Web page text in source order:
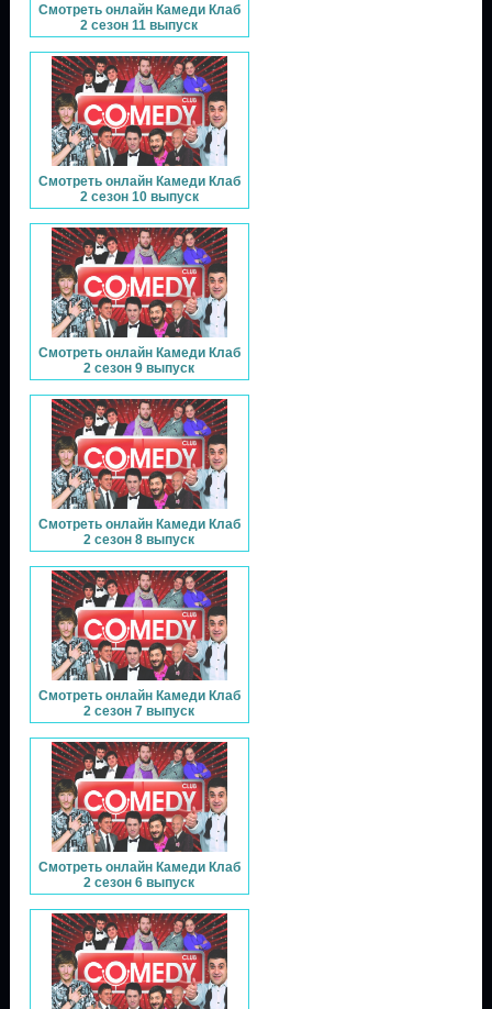
Смотреть онлайн Камеди Клаб
2 сезон 11 выпуск
Смотреть онлайн Камеди Клаб
2 сезон 10 выпуск
Смотреть онлайн Камеди Клаб
2 сезон 9 выпуск
Смотреть онлайн Камеди Клаб
2 сезон 8 выпуск
Смотреть онлайн Камеди Клаб
2 сезон 7 выпуск
Смотреть онлайн Камеди Клаб
2 сезон 6 выпуск